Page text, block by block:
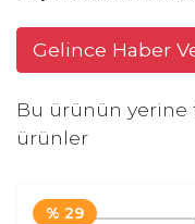
Gelince Haber
Bu ürünün
ürünler
% 29